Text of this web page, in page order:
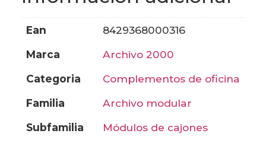
ean
8429368000316
marca
archivo 2000
categoria
complementos de oficina
familia
archivo modular
subfamilia
módulos de cajones